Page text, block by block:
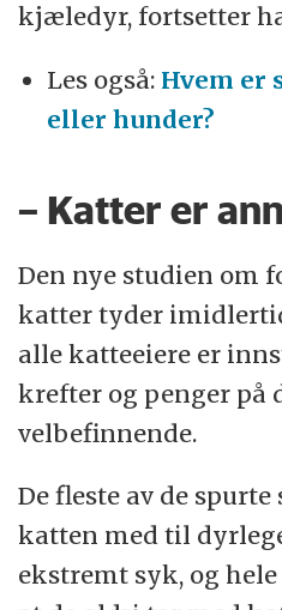
kjæledyr, fortsetter
Les også: Hvem er
eller hunder?
– Katter er
Den nye studien om
katter tyder
alle katteeiere er
krefter og penger på
velbefinnende.
De fleste av de
katten med til
ekstremt syk, og